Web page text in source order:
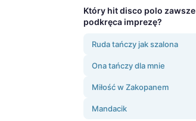
Który hit disco polo zawsze
podkręca imprezę?
Ruda tańczy jak szalona
Ona tańczy dla mnie
Miłość w Zakopanem
Mandacik